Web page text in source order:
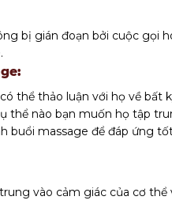
bị gián đoạn bởi cuộc gọi
thể thảo luận với họ về bất
thể nào bạn muốn họ tập
buổi massage để đáp ứng
vào cảm giác của cơ thể